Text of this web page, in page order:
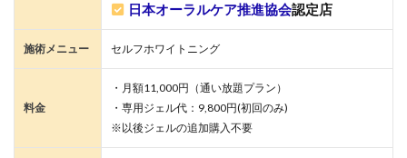
日本オーラルケア推進協会認定店
施術メニュー セルフホワイトニング
料金
・月額11,000円（通い放題プラン）
・専用ジェル代：9,800円(初回のみ)
※以後ジェルの追加購入不要